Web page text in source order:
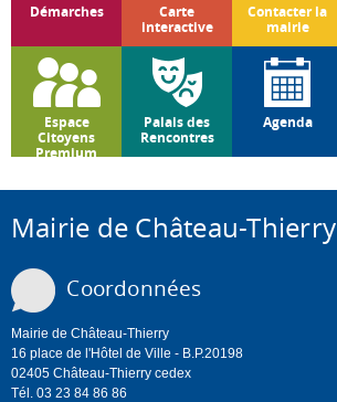
Démarches
Carte
interactive
Contacter la
mairie
Espace
Citoyens
Premium
Palais des
Rencontres
Agenda
Mairie de Château-Thierry
Coordonnées
Mairie de Château-Thierry
16 place de l'Hôtel de Ville - B.P.20198
02405 Château-Thierry cedex
Tél. 03 23 84 86 86